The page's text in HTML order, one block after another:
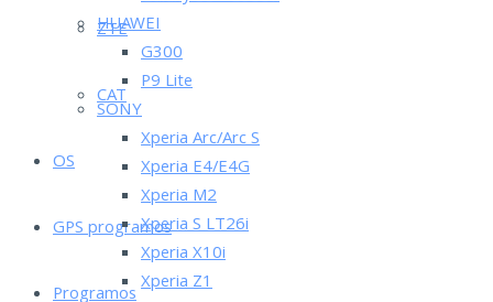
ZTE
CAT
OS
GPS programos
Programos
HUAWEI
G300
P9 Lite
SONY
Xperia Arc/Arc S
Xperia E4/E4G
Xperia M2
Xperia S LT26i
Xperia X10i
Xperia Z1